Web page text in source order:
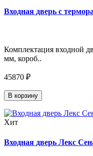
Входная дверь с
Комплектация входной
мм, короб..
45870 ₽
В корзину
Хит
Входная дверь Лекс